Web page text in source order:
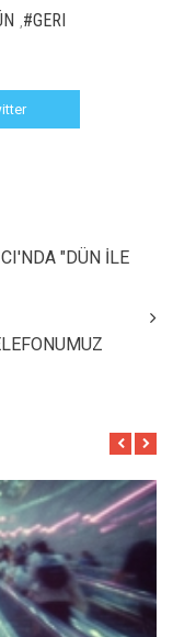
#GERI
"DÜN İLE